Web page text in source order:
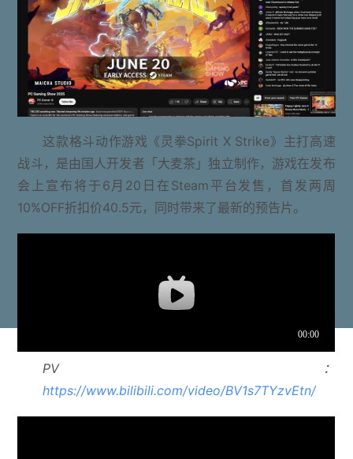
这款格斗动作游戏《灵拳Spirit X Strike》主打高速
战斗，是由国人开发者「大麦茶」独立制作，游戏在发布
会上宣布将于6月20日在Steam平台发售，首发两周
10%OFF折扣价40.5元，同时带来了最新的预告片。
PV：
https://www.bilibili.com/video/BV1s7TYzvEtn/